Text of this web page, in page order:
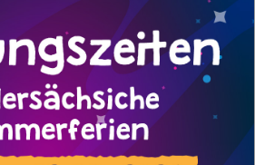
Datenschutzerklärung
von
Daten